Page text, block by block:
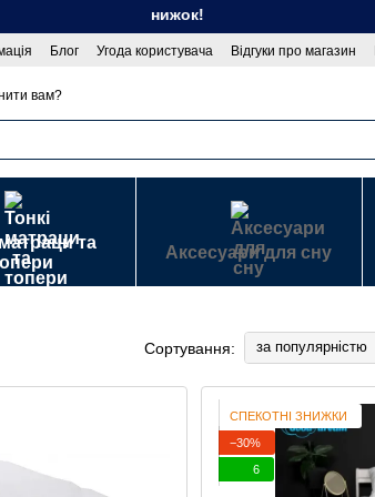
спекотних знижок!
Блог Угода користувача Відгуки про магазин
вам?
та
Аксесуари для сну
Сортування: за популярністю
СПЕКОТНІ ЗНИЖКИ
−30%
6